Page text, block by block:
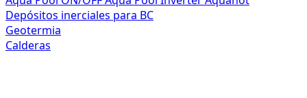
Depósitos inerciales para BC
Geotermia
Calderas